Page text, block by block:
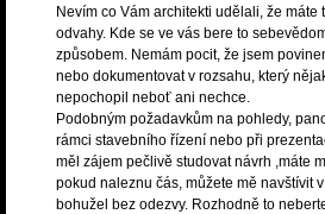
Nevím co Vám architekti udělali, že
odvahy. Kde se ve vás bere to
způsobem. Nemám pocit, že jsem
nebo dokumentovat v rozsahu, který
nepochopil neboť ani nechce.
Podobným požadavkům na pohledy,
rámci stavebního řízení nebo při
měl zájem pečlivě studovat návrh ,máte
pokud naleznu čás, můžete mě navštívit
bohužel bez odezvy. Rozhodně to